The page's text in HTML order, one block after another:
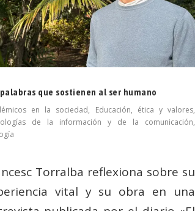
que sostienen al ser humano
en la sociedad, Educación, ética y valores,
de la información y de la comunicación,
Torralba reflexiona sobre su
vital y su obra en una